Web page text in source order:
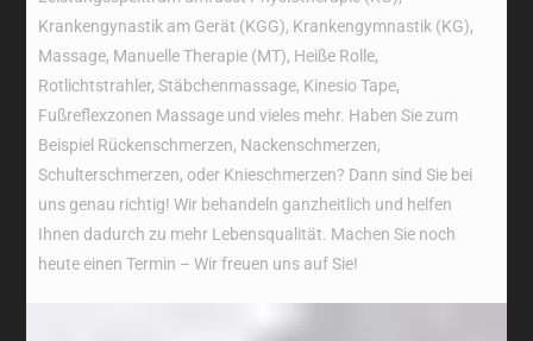
Krankengynastik am Gerät (KGG), Krankengymnastik (KG),
Massage, Manuelle Therapie (MT), Heiße Rolle,
Rotlichtstrahler, Stäbchenmassage, Kinesio Tape,
Fußreflexzonen Massage und vieles mehr. Haben Sie zum
Beispiel Rückenschmerzen, Nackenschmerzen,
Schulterschmerzen, oder Knieschmerzen? Dann sind Sie bei
uns genau richtig! Wir behandeln ganzheitlich und helfen
Ihnen dadurch zu mehr Lebensqualität. Machen Sie noch
heute einen Termin – Wir freuen uns auf Sie!